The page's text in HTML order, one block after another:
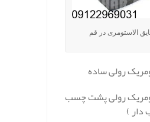
الاستومری در قم
رولی پشت چسب
)